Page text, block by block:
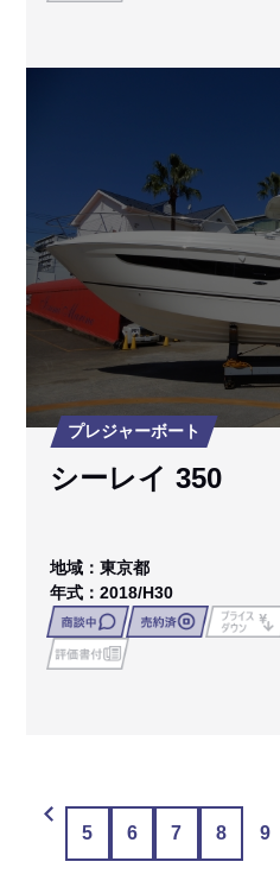
プレジャーボート
シーレイ 350
地域：東京都
年式：2018/H30
5 6 7 8 9